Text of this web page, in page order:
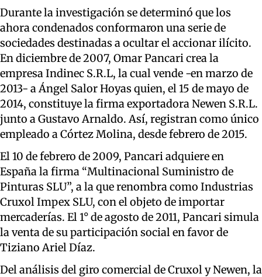
Durante la investigación se determinó que los
ahora condenados conformaron una serie de
sociedades destinadas a ocultar el accionar ilícito.
En diciembre de 2007, Omar Pancari crea la
empresa Indinec S.R.L, la cual vende -en marzo de
2013- a Ángel Salor Hoyas quien, el 15 de mayo de
2014, constituye la firma exportadora Newen S.R.L.
junto a Gustavo Arnaldo. Así, registran como único
empleado a Córtez Molina, desde febrero de 2015.
El 10 de febrero de 2009, Pancari adquiere en
España la firma “Multinacional Suministro de
Pinturas SLU”, a la que renombra como Industrias
Cruxol Impex SLU, con el objeto de importar
mercaderías. El 1° de agosto de 2011, Pancari simula
la venta de su participación social en favor de
Tiziano Ariel Díaz.
Del análisis del giro comercial de Cruxol y Newen, la